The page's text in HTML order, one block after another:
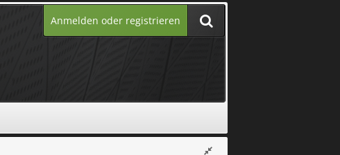
Anmelden oder registrieren